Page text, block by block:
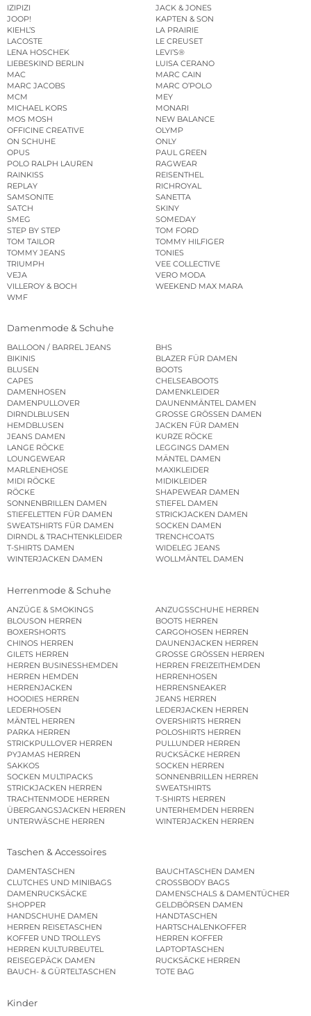
IZIPIZI
JACK & JONES
JOOP!
KAPTEN & SON
KIEHL’S
LA PRAIRIE
LACOSTE
LE CREUSET
LENA HOSCHEK
LEVI’S®
LIEBESKIND BERLIN
LUISA CERANO
MAC
MARC CAIN
MARC JACOBS
MARC O’POLO
MCM
MEY
MICHAEL KORS
MONARI
MOS MOSH
NEW BALANCE
OFFICINE CREATIVE
OLYMP
ON SCHUHE
ONLY
OPUS
PAUL GREEN
POLO RALPH LAUREN
RAGWEAR
RAINKISS
REISENTHEL
REPLAY
RICHROYAL
SAMSONITE
SANETTA
SATCH
SKINY
SMEG
SOMEDAY
STEP BY STEP
TOM FORD
TOM TAILOR
TOMMY HILFIGER
TOMMY JEANS
TONIES
TRIUMPH
VEE COLLECTIVE
VEJA
VERO MODA
VILLEROY & BOCH
WEEKEND MAX MARA
WMF
Damenmode & Schuhe
BALLOON / BARREL JEANS
BHS
BIKINIS
BLAZER FÜR DAMEN
BLUSEN
BOOTS
CAPES
CHELSEABOOTS
DAMENHOSEN
DAMENKLEIDER
DAMENPULLOVER
DAUNENMÄNTEL DAMEN
DIRNDLBLUSEN
GROSSE GRÖSSEN DAMEN
HEMDBLUSEN
JACKEN FÜR DAMEN
JEANS DAMEN
KURZE RÖCKE
LANGE RÖCKE
LEGGINGS DAMEN
LOUNGEWEAR
MÄNTEL DAMEN
MARLENEHOSE
MAXIKLEIDER
MIDI RÖCKE
MIDIKLEIDER
RÖCKE
SHAPEWEAR DAMEN
SONNENBRILLEN DAMEN
STIEFEL DAMEN
STIEFELETTEN FÜR DAMEN
STRICKJACKEN DAMEN
SWEATSHIRTS FÜR DAMEN
SOCKEN DAMEN
DIRNDL & TRACHTENKLEIDER
TRENCHCOATS
T-SHIRTS DAMEN
WIDELEG JEANS
WINTERJACKEN DAMEN
WOLLMÄNTEL DAMEN
Herrenmode & Schuhe
ANZÜGE & SMOKINGS
ANZUGSSCHUHE HERREN
BLOUSON HERREN
BOOTS HERREN
BOXERSHORTS
CARGOHOSEN HERREN
CHINOS HERREN
DAUNENJACKEN HERREN
GILETS HERREN
GROSSE GRÖSSEN HERREN
HERREN BUSINESSHEMDEN
HERREN FREIZEITHEMDEN
HERREN HEMDEN
HERRENHOSEN
HERRENJACKEN
HERRENSNEAKER
HOODIES HERREN
JEANS HERREN
LEDERHOSEN
LEDERJACKEN HERREN
MÄNTEL HERREN
OVERSHIRTS HERREN
PARKA HERREN
POLOSHIRTS HERREN
STRICKPULLOVER HERREN
PULLUNDER HERREN
PYJAMAS HERREN
RUCKSÄCKE HERREN
SAKKOS
SOCKEN HERREN
SOCKEN MULTIPACKS
SONNENBRILLEN HERREN
STRICKJACKEN HERREN
SWEATSHIRTS
TRACHTENMODE HERREN
T-SHIRTS HERREN
ÜBERGANGSJACKEN HERREN
UNTERHEMDEN HERREN
UNTERWÄSCHE HERREN
WINTERJACKEN HERREN
Taschen & Accessoires
DAMENTASCHEN
BAUCHTASCHEN DAMEN
CLUTCHES UND MINIBAGS
CROSSBODY BAGS
DAMENRUCKSÄCKE
DAMENSCHALS & DAMENTÜCHER
SHOPPER
GELDBÖRSEN DAMEN
HANDSCHUHE DAMEN
HANDTASCHEN
HERREN REISETASCHEN
HARTSCHALENKOFFER
KOFFER UND TROLLEYS
HERREN KOFFER
HERREN KULTURBEUTEL
LAPTOPTASCHEN
REISEGEPÄCK DAMEN
RUCKSÄCKE HERREN
BAUCH- & GÜRTELTASCHEN
TOTE BAG
Kinder